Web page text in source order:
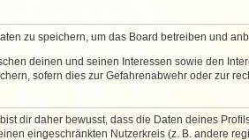
zu speichern, um das Board betreiben und
deinen und seinen Interessen sowie den
sofern dies zur Gefahrenabwehr oder zur
dir daher bewusst, dass die Daten deines
eingeschränkten Nutzerkreis (z. B. andere